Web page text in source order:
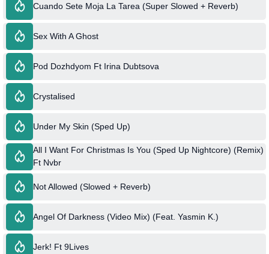
Cuando Sete Moja La Tarea (Super Slowed + Reverb)
Sex With A Ghost
Pod Dozhdyom Ft Irina Dubtsova
Crystalised
Under My Skin (Sped Up)
All I Want For Christmas Is You (Sped Up Nightcore) (Remix)
Ft Nvbr
Not Allowed (Slowed + Reverb)
Angel Of Darkness (Video Mix) (Feat. Yasmin K.)
Jerk! Ft 9Lives